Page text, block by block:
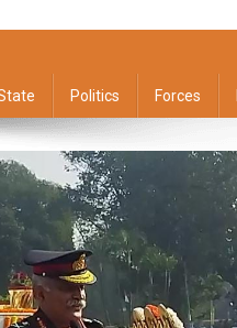
Politics Forces